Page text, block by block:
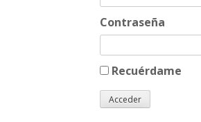
Contraseña
Recuérdame